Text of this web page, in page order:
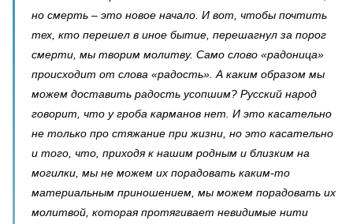
но смерть – это новое начало. И вот, чтобы почтить
тех, кто перешел в иное бытие, перешагнул за порог
смерти, мы творим молитву. Само слово «радоница»
происходит от слова «радость». А каким образом мы
можем доставить радость усопшим? Русский народ
говорит, что у гроба карманов нет. И это касательно
не только про стяжание при жизни, но это касательно
и того, что, приходя к нашим родным и близким на
могилки, мы не можем их порадовать каким-то
материальным приношением, мы можем порадовать их
молитвой, которая протягивает невидимые нити